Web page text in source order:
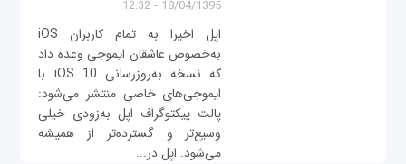
18/04/1395 - 12:32
اپل اخیرا به تمام کاربران iOS
به‌خصوص عاشقان ایموجی وعده داد
که نسخه به‌روزرسانی iOS 10 با
ایموجی‌های خاصی منتشر می‌شود:
پالت پیکتوگراف اپل به‌زودی خیلی
وسیع‌تر و گسترده‌تر از همیشه
می‌شود. اپل در...